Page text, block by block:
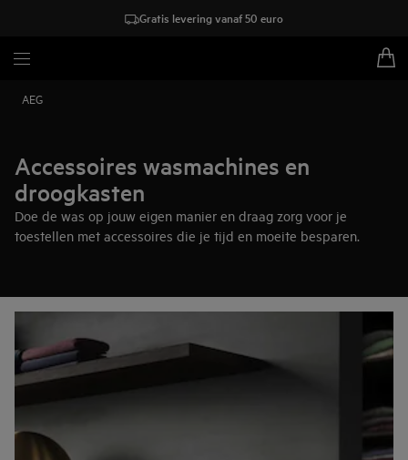
Gratis levering vanaf 50 euro
AEG
Accessoires wasmachines en
droogkasten
Doe de was op jouw eigen manier en draag zorg voor je
toestellen met accessoires die je tijd en moeite besparen.